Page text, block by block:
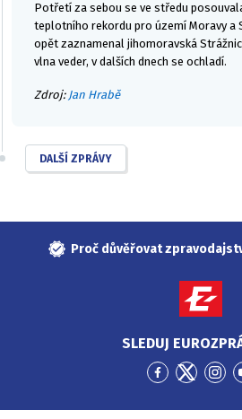
Potřetí za sebou se ve středu
teplotního rekordu pro území Moravy a
opět zaznamenal jihomoravská
vlna veder, v dalších dnech se ochladí.
Zdroj: Jan Hrabě
DALŠÍ ZPRÁVY
Proč důvěřovat
SLEDUJ
Přejít
Facebook
Přejít
Twitter